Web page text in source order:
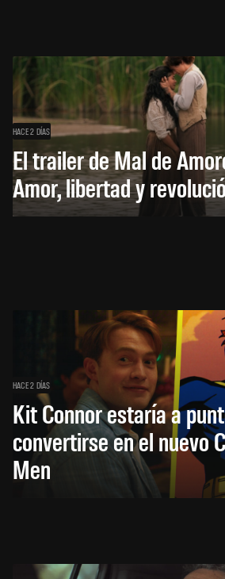
HACE 2 DÍAS
El trailer de Mal de
Amor, libertad y
HACE 2 DÍAS
Kit Connor estaría a
convertirse en el nuevo
Men